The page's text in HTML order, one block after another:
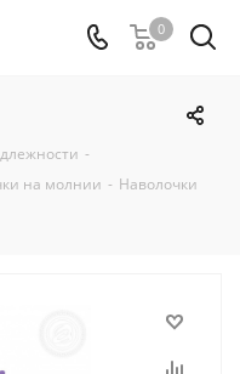
0
-
на молнии - Наволочки